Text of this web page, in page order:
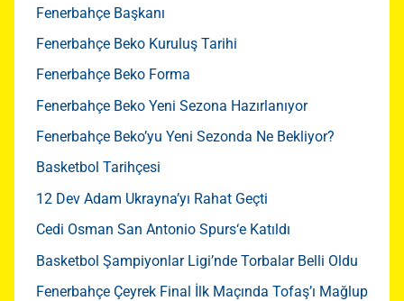
Fenerbahçe Başkanı
Fenerbahçe Beko Kuruluş Tarihi
Fenerbahçe Beko Forma
Fenerbahçe Beko Yeni Sezona Hazırlanıyor
Fenerbahçe Beko’yu Yeni Sezonda Ne Bekliyor?
Basketbol Tarihçesi
12 Dev Adam Ukrayna’yı Rahat Geçti
Cedi Osman San Antonio Spurs‘e Katıldı
Basketbol Şampiyonlar Ligi’nde Torbalar Belli Oldu
Fenerbahçe Çeyrek Final İlk Maçında Tofaş’ı Mağlup